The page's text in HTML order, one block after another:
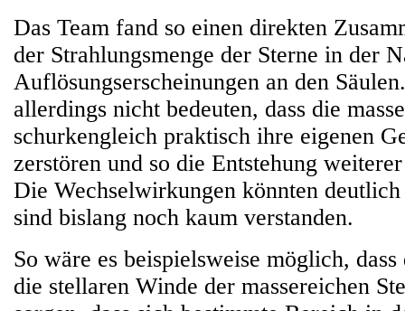
Das Team fand so einen direkten
der Strahlungsmenge der Sterne in der
Auflösungserscheinungen an den
allerdings nicht bedeuten, dass die
schurkengleich praktisch ihre eigenen
zerstören und so die Entstehung
Die Wechselwirkungen könnten
sind bislang noch kaum verstanden.
So wäre es beispielsweise möglich,
die stellaren Winde der massereichen